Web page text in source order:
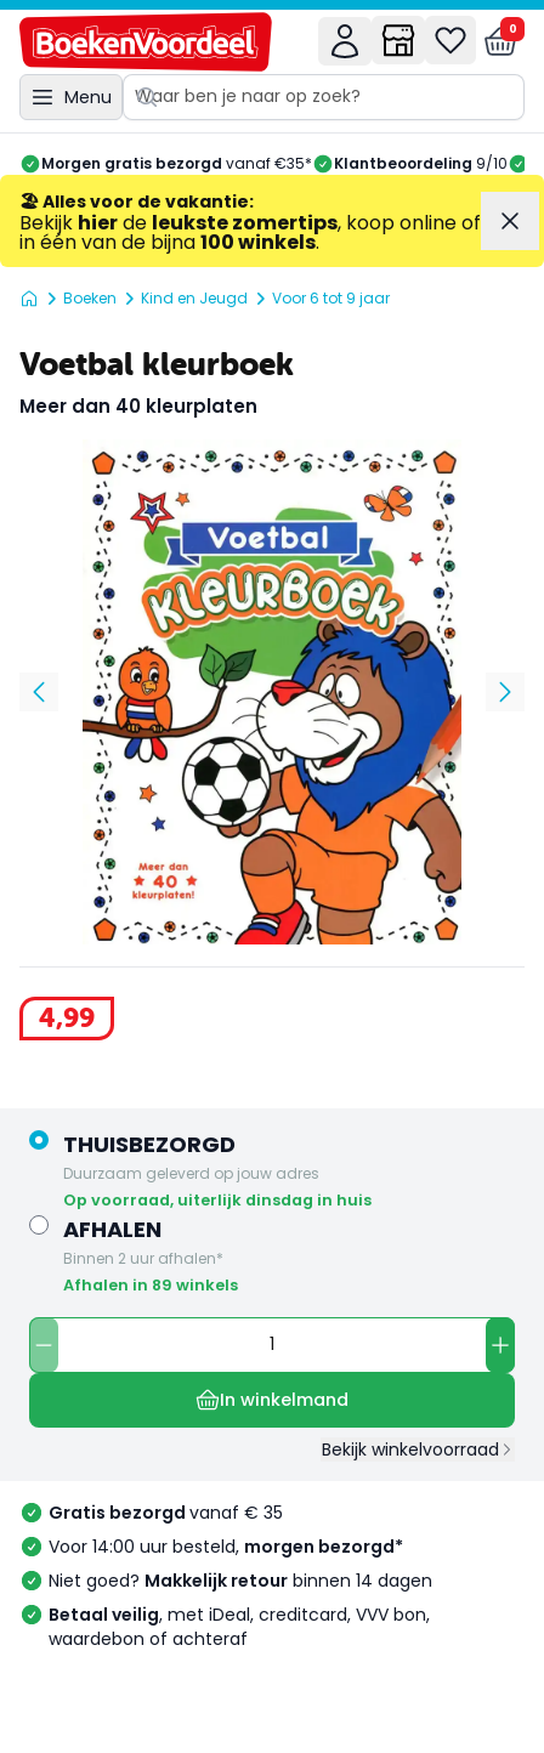
Menu
0
Morgen gratis bezorgd vanaf €35* Klantbeoordeling 9/10
🏖️ Alles voor de vakantie:
Bekijk hierde leukste zomertips, koop online of
in één van de bijna100 winkels.
Boeken Kind en Jeugd Voor 6 tot 9 jaar
Voetbal kleurboek
Meer dan 40 kleurplaten
4,99
THUISBEZORGD
Duurzaam geleverd op jouw adres
op voorraad, uiterlijk dinsdag in huis
AFHALEN
Binnen 2 uur afhalen*
Afhalen in 89 winkels
In winkelmand
Bekijk winkelvoorraad
Gratis bezorgd vanaf € 35
Voor 14:00 uur besteld, morgen bezorgd*
Niet goed? Makkelijk retour binnen 14 dagen
Betaal veilig, met iDeal, creditcard, VVV bon,
waardebon of achteraf